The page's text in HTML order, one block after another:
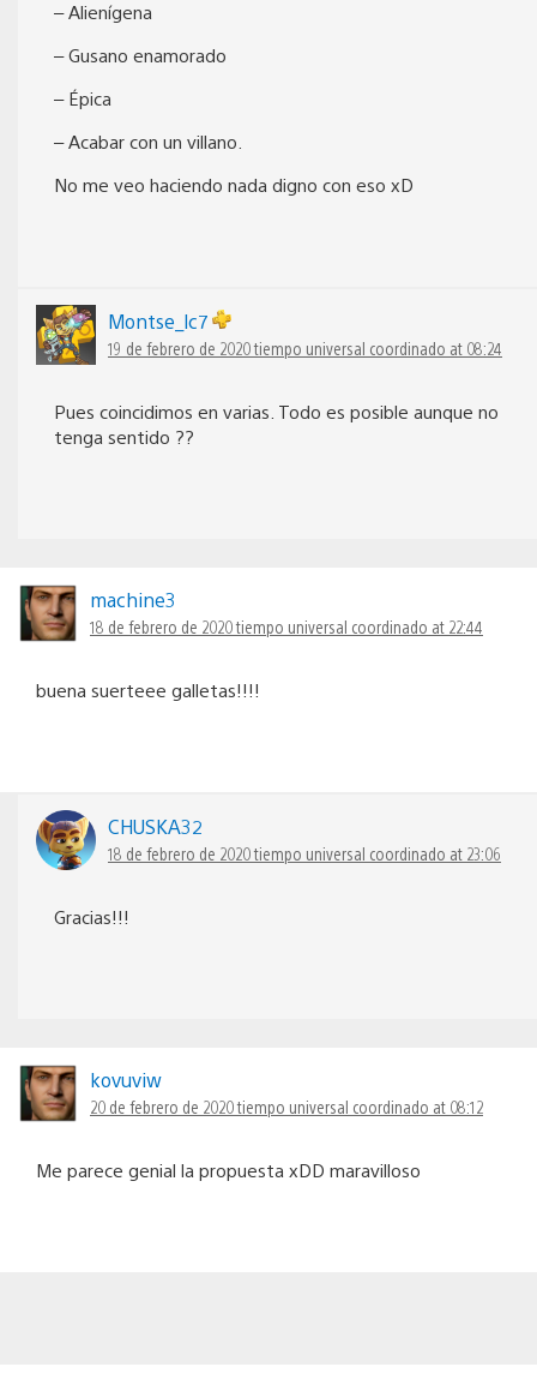
– Alienígena
– Gusano enamorado
– Épica
– Acabar con un villano.
No me veo haciendo nada digno con eso xD
Montse_lc7
19 de febrero de 2020 tiempo universal coordinado at 08:24
Pues coincidimos en varias. Todo es posible aunque no
tenga sentido ??
machine3
18 de febrero de 2020 tiempo universal coordinado at 22:44
buena suerteee galletas!!!!
CHUSKA32
18 de febrero de 2020 tiempo universal coordinado at 23:06
Gracias!!!
kovuviw
20 de febrero de 2020 tiempo universal coordinado at 08:12
Me parece genial la propuesta xDD maravilloso